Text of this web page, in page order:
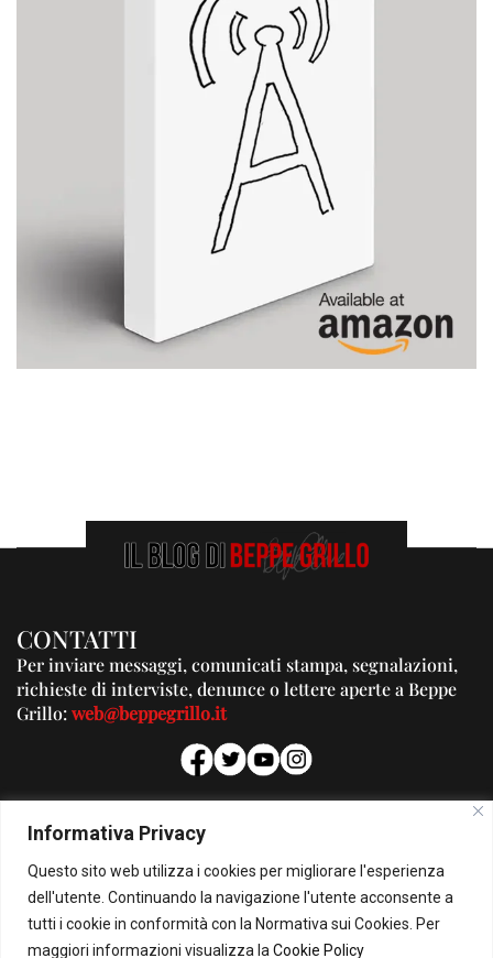
Informativa Privacy
Questo sito web utilizza i cookies per migliorare l'esperienza
dell'utente. Continuando la navigazione l'utente acconsente a
tutti i cookie in conformità con la Normativa sui Cookies. Per
maggiori informazioni visualizza la Cookie Policy
CONTATTI
Per inviare messaggi, comunicati stampa, segnalazioni,
richieste di interviste, denunce o lettere aperte a Beppe
Grillo:web@beppegrillo.it
PUBBLICITA'
Per la tua pubblicità su questo Blog:
pubblicita@beppegrillo.it